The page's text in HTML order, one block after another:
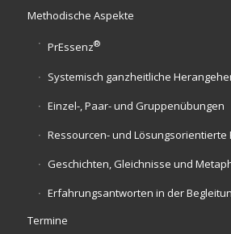
Methodische Aspekte
PrEssenz®
Systemisch ganzheitliche
Einzel-, Paar- und Gruppenübungen
Ressourcen- und Lösungsorientierte
Geschichten, Gleichnisse und
Erfahrungsantworten in der
Termine